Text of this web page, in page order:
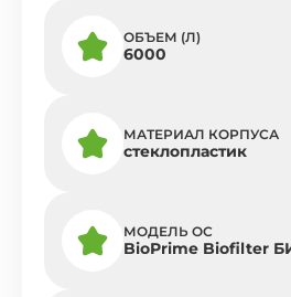
ОБЪЕМ (Л)
6000
МАТЕРИАЛ КОРПУСА
стеклопластик
МОДЕЛЬ ОС
BioPrime Biofilter